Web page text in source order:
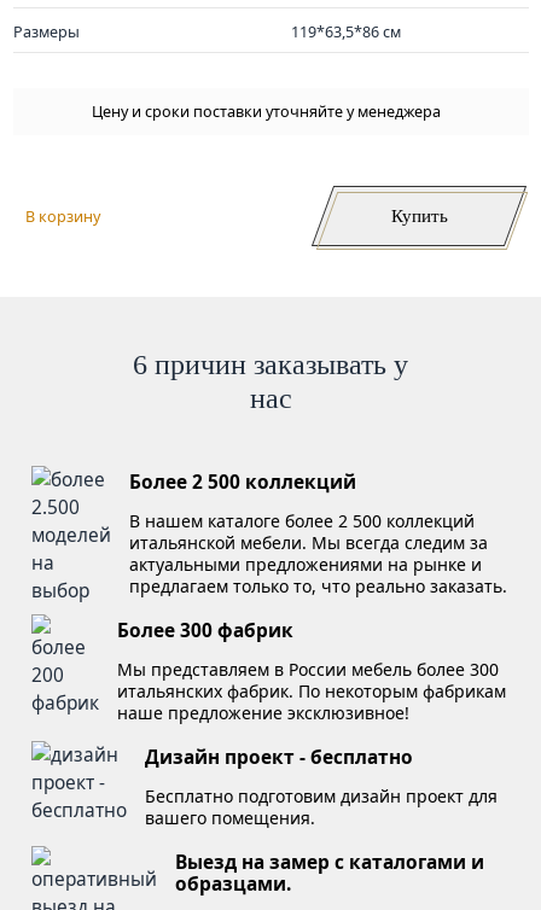
Размеры 119*63,5*86 см
Цену и сроки поставки уточняйте у менеджера
В корзину Купить
6 причин заказывать у
нас
Более 2 500 коллекций
В нашем каталоге более 2 500 коллекций
итальянской мебели. Мы всегда следим за
актуальными предложениями на рынке и
предлагаем только то, что реально заказать.
Более 300 фабрик
Мы представляем в России мебель более 300
итальянских фабрик. По некоторым фабрикам
наше предложение эксклюзивное!
Дизайн проект - бесплатно
Бесплатно подготовим дизайн проект для
вашего помещения.
Выезд на замер с каталогами и
образцами.